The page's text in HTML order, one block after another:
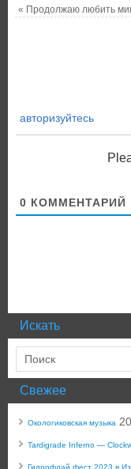
« Продолжаю любить
авторизуйтесь
0 КОММЕНТАРИЙ
Искать
Свежее
Окологиковская музыка
Tardigrade Inferno —
Гидрофлай фест 2023 в